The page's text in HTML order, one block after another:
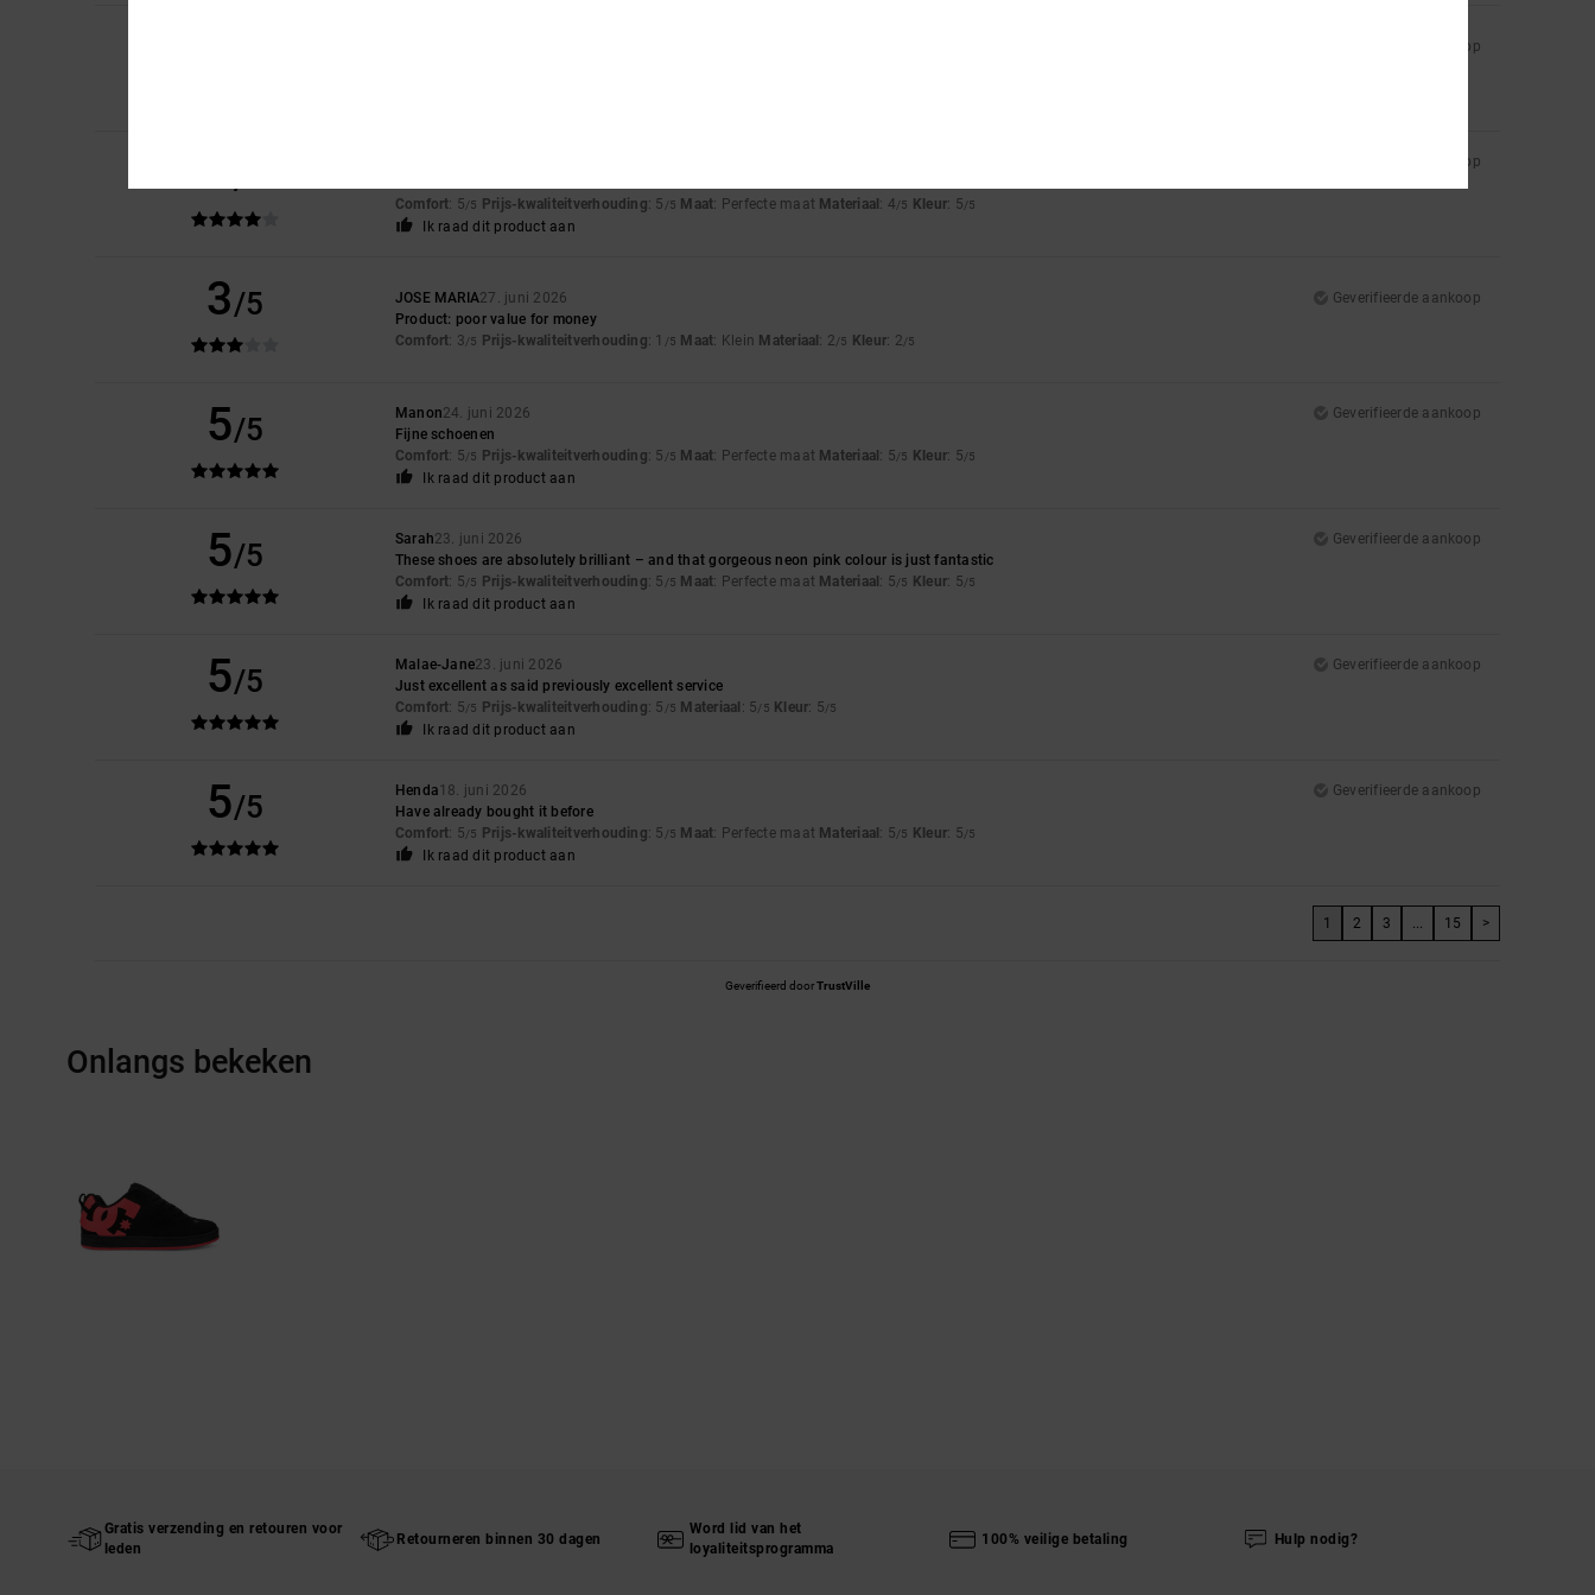
Geverifieerde aankoop
Geverifieerde aankoop
Comfort: 5/5 Prijs-kwaliteitverhouding: 5 /5 Maat: Perfecte maat Materiaal: 4/5 Kleur: 5/5
Ik raad dit product aan
3/5 JOSE MARIA27. juni 2026
Geverifieerde aankoop
Product: poor value for money
Comfort: 3/5 Prijs-kwaliteitverhouding: 1 /5 Maat: Klein Materiaal: 2/5 Kleur: 2/5
5/5 Manon24. juni 2026
Geverifieerde aankoop
Fijne schoenen
Comfort: 5/5 Prijs-kwaliteitverhouding: 5 /5 Maat: Perfecte maat Materiaal: 5/5 Kleur: 5/5
Ik raad dit product aan
5/5 Sarah23. juni 2026
Geverifieerde aankoop
These shoes are absolutely brilliant – and that gorgeous neon pink colour is just fantastic
Comfort: 5/5 Prijs-kwaliteitverhouding: 5 /5 Maat: Perfecte maat Materiaal: 5/5 Kleur: 5/5
Ik raad dit product aan
5/5 Malae-Jane23. juni 2026
Geverifieerde aankoop
Just excellent as said previously excellent service
Comfort: 5/5 Prijs-kwaliteitverhouding: 5 /5 Materiaal : 5/5 Kleur: 5/5
Ik raad dit product aan
5/5 Henda18. juni 2026
Geverifieerde aankoop
Have already bought it before
Comfort: 5/5 Prijs-kwaliteitverhouding: 5 /5 Maat: Perfecte maat Materiaal: 5/5 Kleur: 5/5
Ik raad dit product aan
1 2 3 ... 15 >
Geverifieerd doorTrustVille
Onlangs bekeken
Gratis verzending en retouren voor
leden
Retourneren binnen 30 dagen
Word lid van het
loyaliteitsprogramma
100% veilige betaling Hulp nodig?